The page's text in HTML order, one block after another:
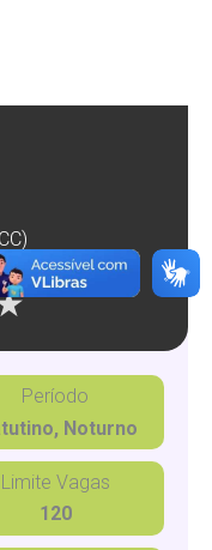
"]
Período
Noturno
Limite Vagas
120